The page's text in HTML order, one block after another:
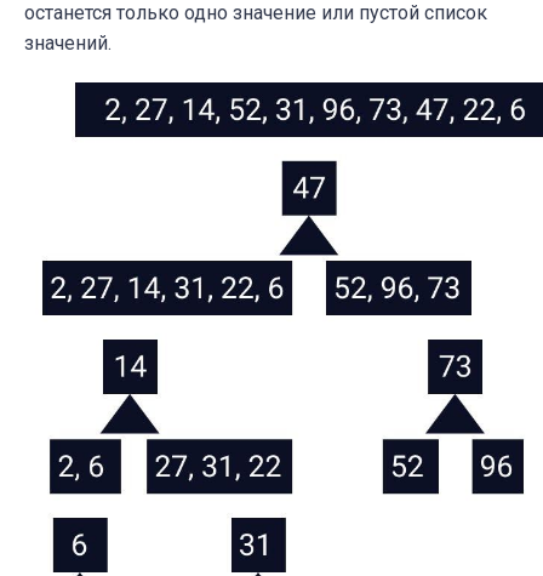
останется только одно значение или пустой список
значений.